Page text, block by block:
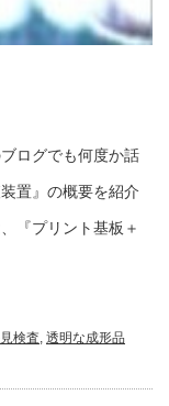
ログでも何度か話
置』の概要を紹介
『プリント基板＋
検査, 透明な成形品